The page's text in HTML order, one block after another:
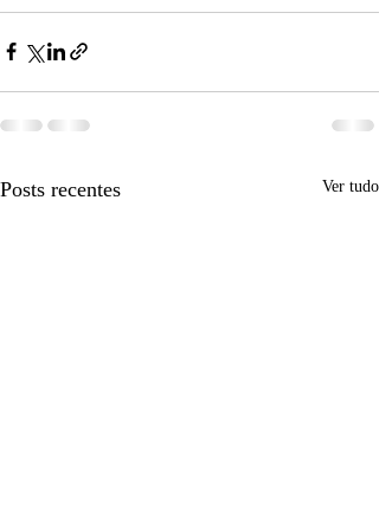
Posts recentes Ver tudo